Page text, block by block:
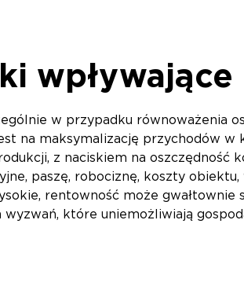
wpływające
w przypadku równoważenia
na maksymalizację przychodów
z naciskiem na oszczędność
paszę, robociznę, koszty obiektu,
rentowność może gwałtownie
które uniemożliwiają